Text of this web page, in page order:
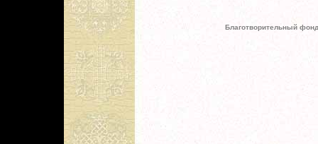
Благотворительный